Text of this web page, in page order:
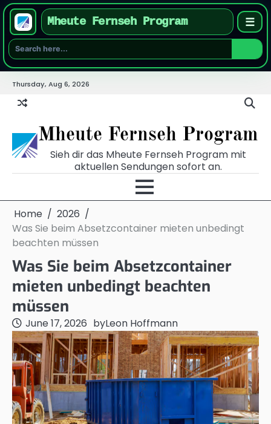
Mheute Fernseh Program ☰
content
Thursday, Aug 6, 2026
Mheute Fernseh Program
Sieh dir das Mheute Fernseh Program mit
aktuellen Sendungen sofort an.
Home
2026
Was Sie beim Absetzcontainer mieten unbedingt
beachten müssen
Was Sie beim Absetzcontainer
mieten unbedingt beachten
müssen
June 17, 2026 byLeon Hoffmann